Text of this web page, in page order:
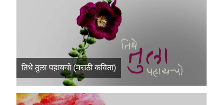
तिथे तुला पहायचो (मराठी कविता)